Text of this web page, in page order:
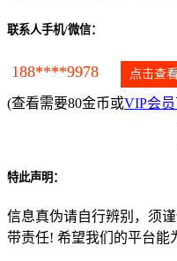
联系人手机/微信：
188****9978 点击查
(查看需要80金币或VIP会
特此声明：
信息真伪请自行辨别，须
带责任! 希望我们的平台能